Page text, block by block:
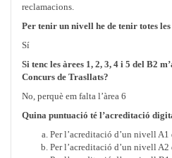
reclamacions.
Per tenir un nivell he de tenir totes
Sí
Si tenc les àrees 1, 2, 3, 4 i 5 del B2
Concurs de Trasllats?
No, perquè em falta l’àrea 6
Quina puntuació té l’acreditació
Per l’acreditació d’un nivell
Per l’acreditació d’un nivell